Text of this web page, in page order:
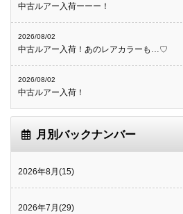
中古ルアー入荷ーーー！
2026/08/02
中古ルアー入荷！あのレアカラーも…♡
2026/08/02
中古ルアー入荷！
月別バックナンバー
2026年8月(15)
2026年7月(29)